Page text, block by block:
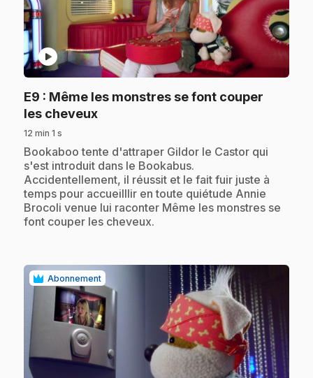
play_circle
E9 : Même les monstres se font couper
les cheveux.
12 min 1 s
.Bookaboo tente d'attraper Gildor le Castor qui
s'est introduit dans le Bookabus.
Accidentellement, il réussit et le fait fuir juste à
temps pour accueilllir en toute quiétude Annie
Brocoli venue lui raconter Même les monstres se
font couper les cheveux.
Abonnement